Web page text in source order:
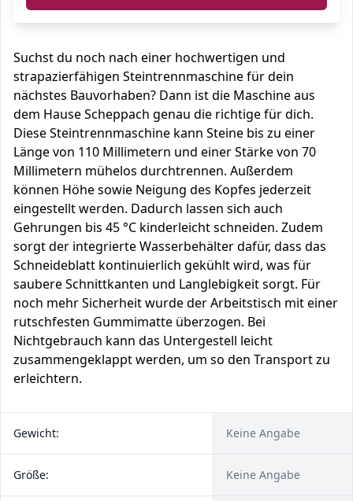
Suchst du noch nach einer hochwertigen und
strapazierfähigen Steintrennmaschine für dein
nächstes Bauvorhaben? Dann ist die Maschine aus
dem Hause Scheppach genau die richtige für dich.
Diese Steintrennmaschine kann Steine bis zu einer
Länge von 110 Millimetern und einer Stärke von 70
Millimetern mühelos durchtrennen. Außerdem
können Höhe sowie Neigung des Kopfes jederzeit
eingestellt werden. Dadurch lassen sich auch
Gehrungen bis 45 °C kinderleicht schneiden. Zudem
sorgt der integrierte Wasserbehälter dafür, dass das
Schneideblatt kontinuierlich gekühlt wird, was für
saubere Schnittkanten und Langlebigkeit sorgt. Für
noch mehr Sicherheit wurde der Arbeitstisch mit einer
rutschfesten Gummimatte überzogen. Bei
Nichtgebrauch kann das Untergestell leicht
zusammengeklappt werden, um so den Transport zu
erleichtern.
Gewicht: Keine Angabe
Größe: Keine Angabe